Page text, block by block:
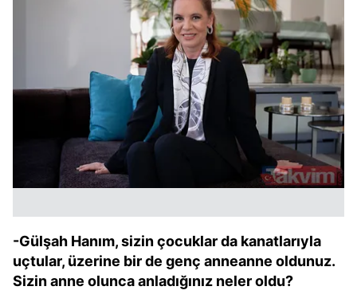
-Gülşah Hanım, sizin çocuklar da kanatlarıyla
uçtular, üzerine bir de genç anneanne oldunuz.
Sizin anne olunca anladığınız neler oldu?